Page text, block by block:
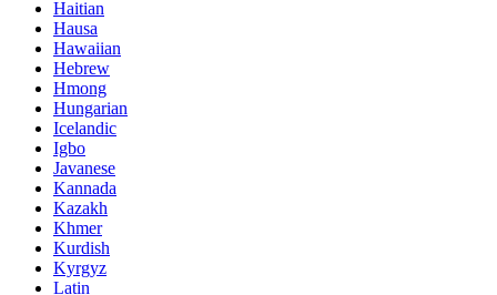
Haitian
Hausa
Hawaiian
Hebrew
Hmong
Hungarian
Icelandic
Igbo
Javanese
Kannada
Kazakh
Khmer
Kurdish
Kyrgyz
Latin